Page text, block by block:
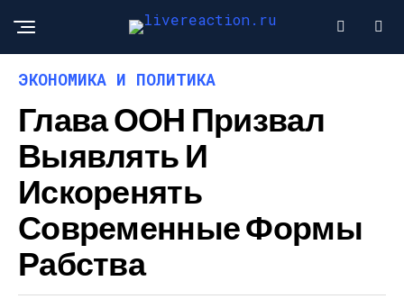
ЭКОНОМИКА И ПОЛИТИКА
Глава ООН Призвал
Выявлять И
Искоренять
Современные Формы
Рабства